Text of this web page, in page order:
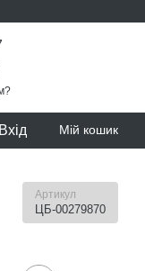
Вхід Мій кошик
Артикул
ЦБ-00279870